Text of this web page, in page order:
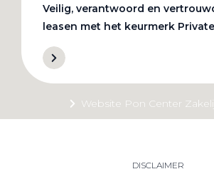
Website Pon Center
Veilig, verantwoord en
leasen met het keurmerk
DISCLAIMER